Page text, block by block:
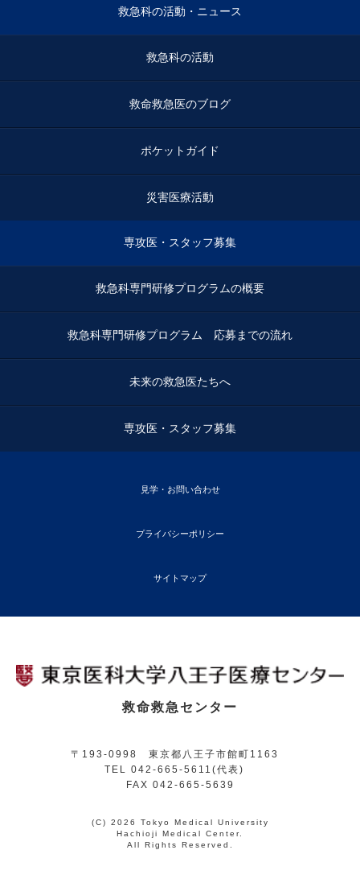
救急科の活動・ニュース
救急科の活動
救命救急医のブログ
ポケットガイド
災害医療活動
専攻医・スタッフ募集
救急科専門研修プログラムの概要
救急科専門研修プログラム 応募までの流れ
未来の救急医たちへ
専攻医・スタッフ募集
見学・お問い合わせ
プライバシーポリシー
サイトマップ
救命救急センター
〒193-0998 東京都八王子市館町1163
TEL 042-665-5611(代表)
FAX 042-665-5639
(C) 2026 Tokyo Medical University
Hachioji Medical Center.
All Rights Reserved.